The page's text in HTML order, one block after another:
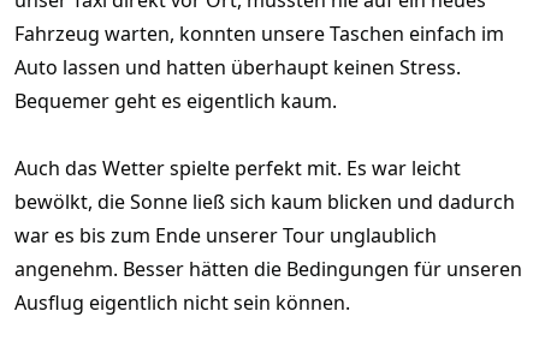
Fahrzeug warten, konnten unsere Taschen einfach im
Auto lassen und hatten überhaupt keinen Stress.
Bequemer geht es eigentlich kaum.
Auch das Wetter spielte perfekt mit. Es war leicht
bewölkt, die Sonne ließ sich kaum blicken und dadurch
war es bis zum Ende unserer Tour unglaublich
angenehm. Besser hätten die Bedingungen für unseren
Ausflug eigentlich nicht sein können.